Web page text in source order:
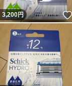
3,200円